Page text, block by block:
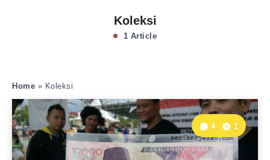
Koleksi
1 Article
Home » Koleksi
4 1